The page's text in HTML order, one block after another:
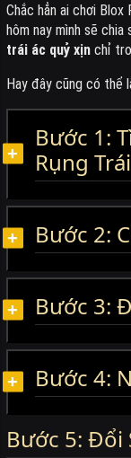
Chắc hẳn ai chơi Blox
hôm nay mình sẽ
trái ác quỷ xịn chỉ
Hay đây cũng có thể
Bước 1:
Rụng
Bước 2:
Bước 3:
Bước 4:
Bước 5: Đổi